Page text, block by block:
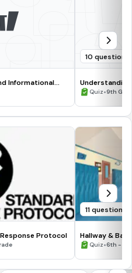
Informational
10 questions
Quiz•9th
Protocol
11 questions
Hallway &
Quiz•6th -